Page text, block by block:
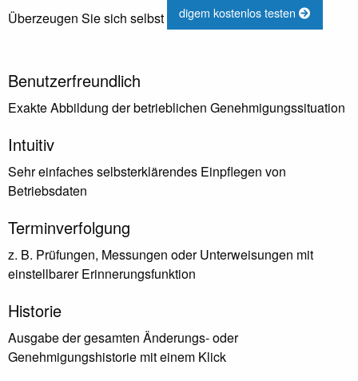
Überzeugen Sie sich selbst digem kostenlos testen
Benutzerfreundlich
Exakte Abbildung der betrieblichen Genehmigungssituation
Intuitiv
Sehr einfaches selbsterklärendes Einpflegen von
Betriebsdaten
Terminverfolgung
z. B. Prüfungen, Messungen oder Unterweisungen mit
einstellbarer Erinnerungsfunktion
Historie
Ausgabe der gesamten Änderungs- oder
Genehmigungshistorie mit einem Klick